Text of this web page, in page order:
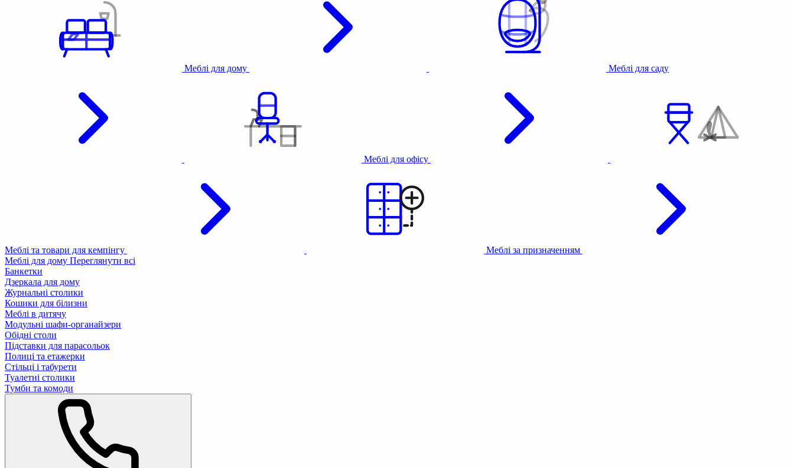
Меблі для дому Меблі для саду
Меблі для офісу
Меблі та товари для кемпінгу
Меблі за призначенням
Меблі для дому Переглянути всі
Банкетки
Дзеркала для дому
Журнальні столики
Кошики для білизни
Меблі в дитячу
Модульні шафи-органайзери
Обідні столи
Підставки для парасольок
Полиці та етажерки
Стільці і табурети
Туалетні столики
Тумби та комоди